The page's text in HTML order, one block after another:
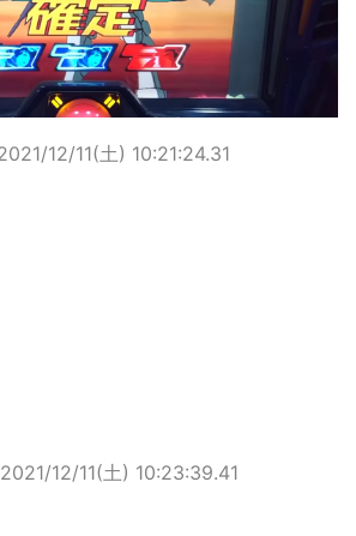
12/11(土) 10:21:24.31
2021/12/11(土) 10:23:39.41